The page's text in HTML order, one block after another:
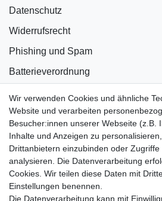
Wir verwenden Cookies und ähnliche
Website und verarbeiten
Besucher:innen unserer Webseite (z.B.
Inhalte und Anzeigen zu
Drittanbietern einzubinden oder
analysieren. Die Datenverarbeitung
Cookies. Wir teilen diese Daten mit
Einstellungen benennen.
Die Datenverarbeitung kann mit
Datenschutz
Widerrufsrecht
Phishing und Spam
Batterieverordnung
Bildnachweise
AGB
Vertrag widerrufen